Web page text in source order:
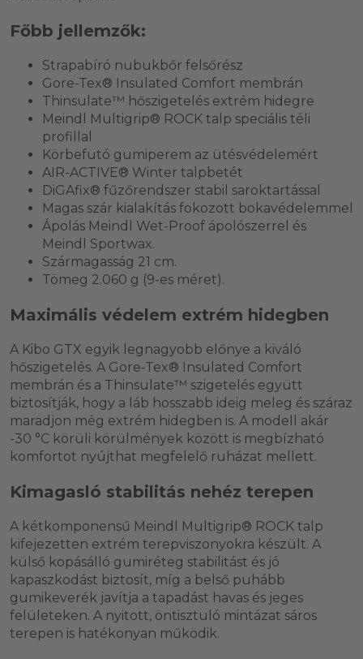
Főbb jellemzők:
Strapabíró nubukbőr felsőrész
Gore-Tex® Insulated Comfort membrán
Thinsulate™ hőszigetelés extrém hidegre
Meindl Multigrip® ROCK talp speciális téli
profillal
Körbefutó gumiperem az ütésvédelemért
AIR-ACTIVE® Winter talpbetét
DiGAfix® fűzőrendszer stabil saroktartással
Magas szár kialakítás fokozott bokavédelemmel
Ápolás Meindl Wet-Proof ápolószerrel és
Meindl Sportwax.
Szármagasság 21 cm.
Tömeg 2.060 g (9-es méret).
Maximális védelem extrém hidegben
A Kibo GTX egyik legnagyobb előnye a kiváló
hőszigetelés. A Gore-Tex® Insulated Comfort
membrán és a Thinsulate™ szigetelés együtt
biztosítják, hogy a láb hosszabb ideig meleg és száraz
maradjon még extrém hidegben is. A modell akár
-30 °C körüli körülmények között is megbízható
komfortot nyújthat megfelelő ruházat mellett.
Kimagasló stabilitás nehéz terepen
A kétkomponensű Meindl Multigrip® ROCK talp
kifejezetten extrém terepviszonyokra készült. A
külső kopásálló gumiréteg stabilitást és jó
kapaszkodást biztosít, míg a belső puhább
gumikeverék javítja a tapadást havas és jeges
felületeken. A nyitott, öntisztuló mintázat sáros
terepen is hatékonyan működik.